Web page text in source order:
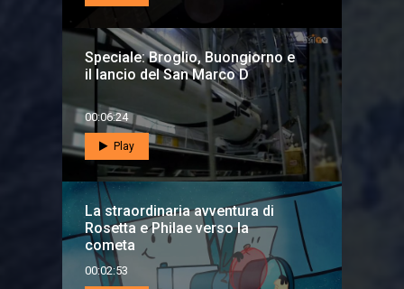
Speciale: Broglio, Buongiorno e
il lancio del San Marco D
00:06:24
Play
La straordinaria avventura di
Rosetta e Philae verso la
cometa
00:02:53